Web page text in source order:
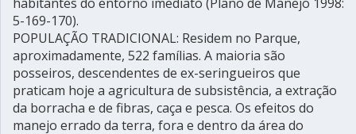
5-169-170).
POPULAÇÃO TRADICIONAL: Residem no Parque,
aproximadamente, 522 famílias. A maioria são
posseiros, descendentes de ex-seringueiros que
praticam hoje a agricultura de subsistência, a extração
da borracha e de fibras, caça e pesca. Os efeitos do
manejo errado da terra, fora e dentro da área do